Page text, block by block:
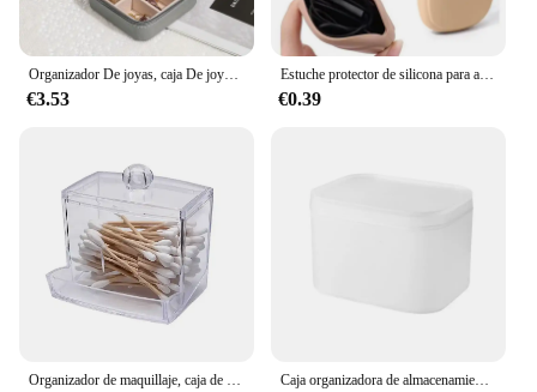
€3.53
Estuche protector de silicona para almacenamiento de auriculares, organizador de viaje para el hogar, cargador de cable de datos, eva
€0.39
Caja organizadora de almacenamiento de papel tisú, soporte para servilletas sanitarias, suministros de baño, cubierta abatible, Organizadores a prueba de polvo, 1 Uds.